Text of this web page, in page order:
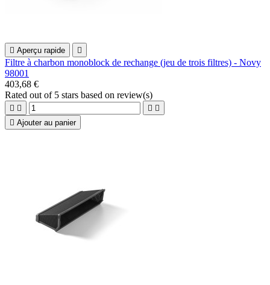
 Aperçu rapide 
Filtre à charbon monoblock de rechange (jeu de trois filtres) - Novy
98001
403,68 €
Rated out of 5 stars based on review(s)
   
 Ajouter au panier